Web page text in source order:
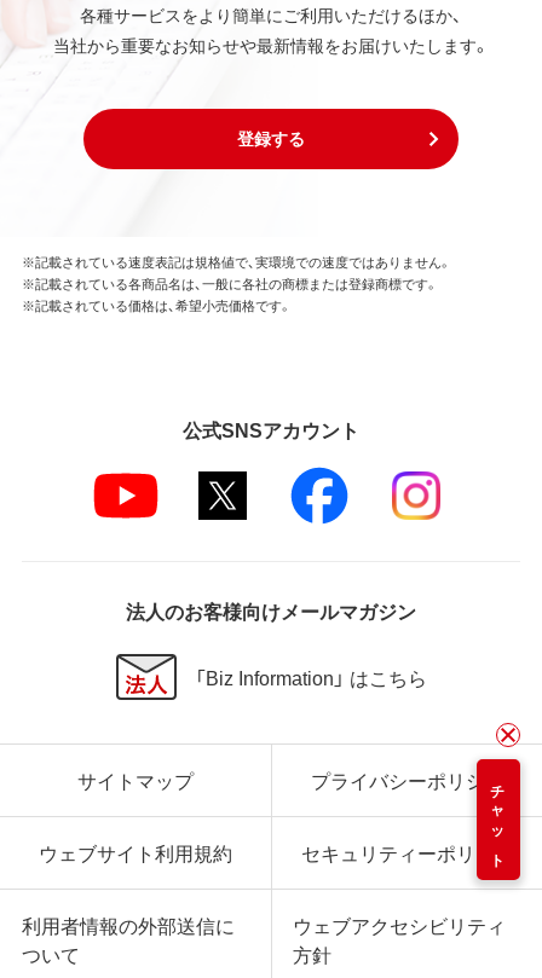
各種サービスをより簡単にご利用いただけるほか、
当社から重要なお知らせや最新情報をお届けいたします。
登録する
チャット
※記載されている速度表記は規格値で、実環境での速度ではありません。
※記載されている各商品名は、一般に各社の商標または登録商標です。
※記載されている価格は、希望小売価格です。
公式SNSアカウント
法人のお客様向けメールマガジン
「Biz Information」 はこちら
サイトマップ プライバシーポリシー
ウェブサイト利用規約 セキュリティーポリシー
利用者情報の外部送信に
ついて
ウェブアクセシビリティ
方針